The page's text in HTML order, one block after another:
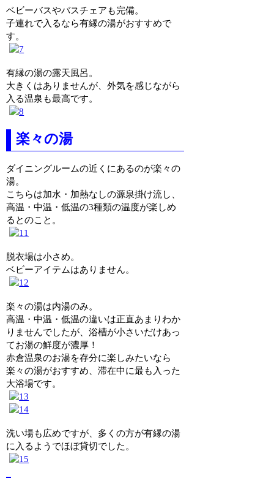
ベビーバスやバスチェアも完備。
子連れで入るなら有縁の湯がおすすめで
す。
有縁の湯の露天風呂。
大きくはありませんが、外気を感じながら
入る温泉も最高です。
楽々の湯
ダイニングルームの近くにあるのが楽々の
湯。
こちらは加水・加熱なしの源泉掛け流し、
高温・中温・低温の3種類の温度が楽しめ
るとのこと。
脱衣場は小さめ。
ベビーアイテムはありません。
楽々の湯は内湯のみ。
高温・中温・低温の違いは正直あまりわか
りませんでしたが、浴槽が小さいだけあっ
てお湯の鮮度が濃厚！
赤倉温泉のお湯を存分に楽しみたいなら
楽々の湯がおすすめ、滞在中に最も入った
大浴場です。
洗い場も広めですが、多くの方が有縁の湯
に入るようでほぼ貸切でした。